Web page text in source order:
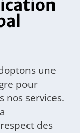
une
pour
nos services.
des